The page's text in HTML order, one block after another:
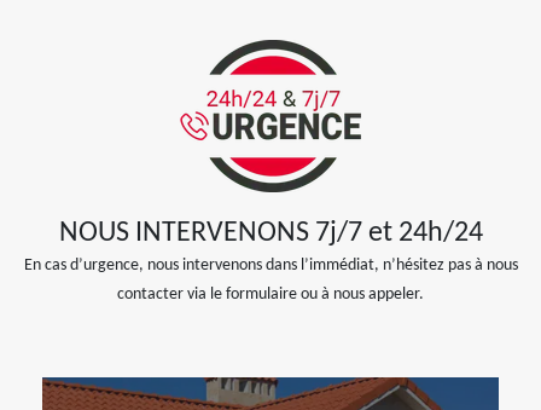
NOUS INTERVENONS 7j/7 et 24h/24
En cas d’urgence, nous intervenons dans l’immédiat, n’hésitez pas à nous
contacter via le formulaire ou à nous appeler.